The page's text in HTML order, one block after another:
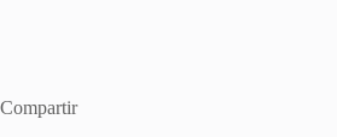
Compartir